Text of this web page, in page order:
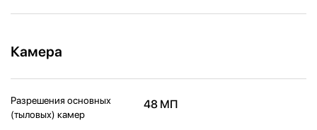
Камера
Разрешения основных
(тыловых) камер
48 МП